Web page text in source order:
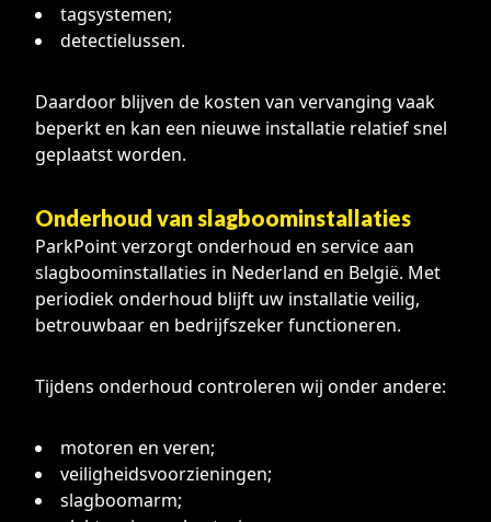
tagsystemen;
detectielussen.
Daardoor blijven de kosten van vervanging vaak
beperkt en kan een nieuwe installatie relatief snel
geplaatst worden.
Onderhoud van slagboominstallaties
ParkPoint verzorgt onderhoud en service aan
slagboominstallaties in Nederland en België. Met
periodiek onderhoud blijft uw installatie veilig,
betrouwbaar en bedrijfszeker functioneren.
Tijdens onderhoud controleren wij onder andere:
motoren en veren;
veiligheidsvoorzieningen;
slagboomarm;